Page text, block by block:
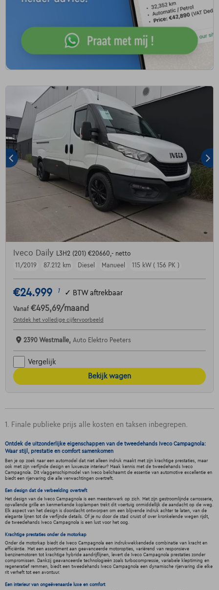
Iveco Daily L3H2 (201) €20660,- netto
11/2019
87.212 km Diesel Manueel 115 kW ( 156 PK )
€24.999 1 ✓ BTW aftrekbaar
Vanaf €495,69/maand
Ontdek het volledige cijfervoorbeeld
2390 Westmalle, Auto Elektro Peeters
Vergelijk
Bekijk wagen
1. Finale publieke prijs alle kosten en taksen inbegrepen.
Ontdek de uitzonderlijke eigenschappen van de tweedehands Iveco Campagnola:
Waar stijl, prestatie en comfort samenkomen
Ben je op zoek naar een automodel dat niet alleen indruk maakt met zijn krachtige prestaties, maar
ook met zijn verfijnde design en luxueuze interieur? Maak kennis met de tweedehands Iveco
Campagnola. Dit vlaggenschipmodel van Iveco belichaamt de essentie van automotive excellentie en
biedt een rijervaring die alle verwachtingen overtreft.
Een design dat de verbeelding overtreft
Het design van de Iveco Campagnola is een meesterwerk op zich. Met zijn gestroomlijnde carrosserie,
opvallende grille en kenmerkende koplampen trekt dit voertuig onmiddellijk de aandacht op de weg.
Elk aspect van het design is doordacht ontworpen om een blijvende indruk achter te laten, van de
elegante lijnen tot de verfijnde details. Of je nu door de stad cruist of over kronkelende wegen rijdt,
de tweedehands Iveco Campagnola is een lust voor het oog.
Krachtige prestaties onder de motorkap
Onder de motorkap biedt de Iveco Campagnola een indrukwekkendede combinatie van kracht en
efficiëntie. Met een assortiment aan geavanceerde motoropties, variërend van responsieve
benzinemotoren tot krachtige hybride aandrijflijnen, levert de Iveco Campagnola prestaties zonder
compromissen. Dankzij geavanceerde technologieën zoals turbocompressie, variabele kleptiming en
regeneratief remmen, biedt een tweedehands Iveco Campagnola een dynamische rijervaring die elke
rit verheft tot een avontuur.
Een interieur van ongeëvenaarde luxe en comfort